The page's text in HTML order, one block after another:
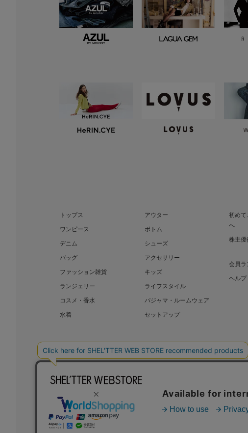
トップス
アウター
ワンピース
ボトム
デニム
シューズ
バッグ
アクセサリー
ファッション雑貨
キッズ
ランジェリー
ライフスタイル
コスメ・香水
パジャマ・ルームウェア
水着
セットアップ
初めて
へ
株主優
会員ラ
ヘルプ
BAROQUE JAPAN LIMITED SHEL’TTER GREEN
COPYRIGHT © BAROQUE JAPAN LIMITED ALL RIGHTS RESERVED.